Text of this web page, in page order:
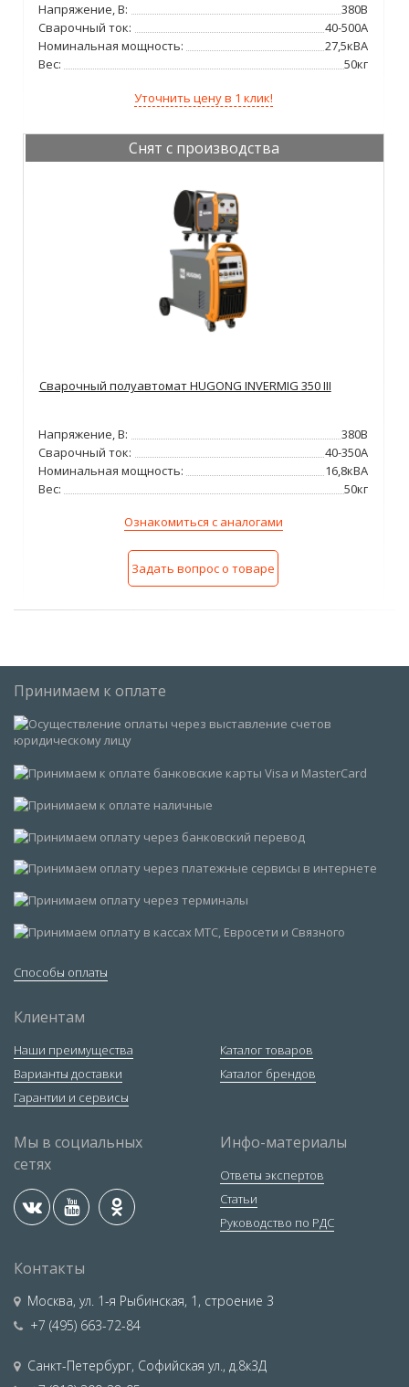
Напряжение, В:
380В
Сварочный ток:
40-500А
Номинальная мощность:
27,5кВА
Вес:
50кг
Уточнить цену в 1 клик!
Снят с производства
Сварочный полуавтомат HUGONG INVERMIG 350 III
Напряжение, В:
380В
Сварочный ток:
40-350А
Номинальная мощность:
16,8кВА
Вес:
50кг
Ознакомиться с аналогами
Задать вопрос о товаре
Принимаем к оплате
Способы оплаты
Клиентам
Наши преимущества
Варианты доставки
Гарантии и сервисы
Каталог товаров
Каталог брендов
Мы в социальных
сетях
Инфо-материалы
Ответы экспертов
Статьи
Руководство по РДС
Контакты
Москва, ул. 1-я Рыбинская, 1, строение 3
+7 (495) 663-72-84
Санкт-Петербург, Софийская ул., д.8к3Д